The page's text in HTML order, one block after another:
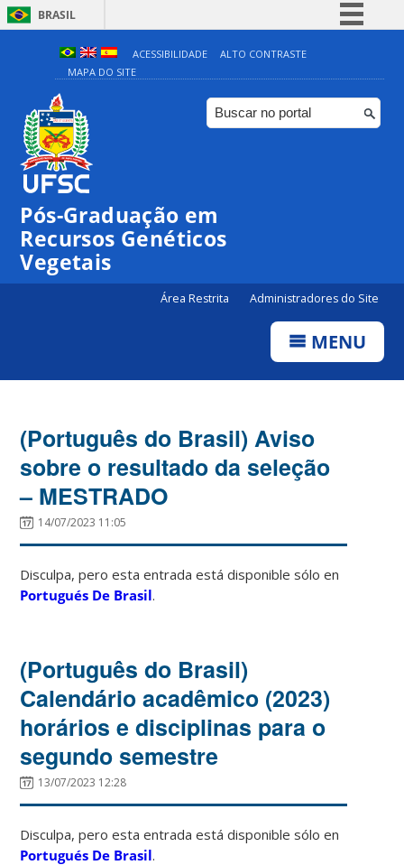
BRASIL
Simplifique!
Comunica BR
Participe
ACESSIBILIDADE
ALTO CONTRASTE
MAPA DO SITE
Pós-Graduação em
Recursos Genéticos
Vegetais
Área Restrita Administradores do Site
MENU
(Português do Brasil) Aviso
sobre o resultado da seleção
– MESTRADO
14/07/2023 11:05
Disculpa, pero esta entrada está disponible sólo en
Portugués De Brasil.
(Português do Brasil)
Calendário acadêmico (2023)
horários e disciplinas para o
segundo semestre
13/07/2023 12:28
Disculpa, pero esta entrada está disponible sólo en
Portugués De Brasil.